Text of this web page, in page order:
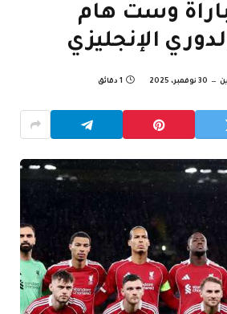
وست هام
الإنجليزي
30 نوفمبر، 2025 1 دقائق